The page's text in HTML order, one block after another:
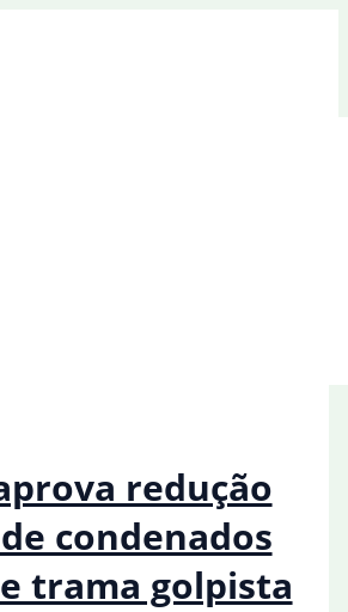
redução
condenados
trama golpista